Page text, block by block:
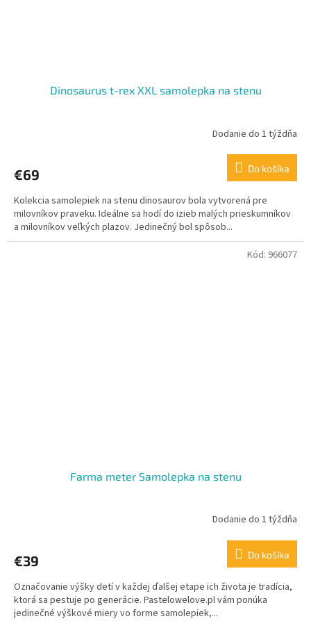
Dinosaurus t-rex XXL samolepka na stenu
Dodanie do 1 týždňa
€69 Do košíka
Kolekcia samolepiek na stenu dinosaurov bola vytvorená pre
milovníkov praveku. Ideálne sa hodí do izieb malých prieskumníkov
a milovníkov veľkých plazov. Jedinečný bol spôsob...
Farma meter Samolepka na stenu
Dodanie do 1 týždňa
€39 Do košíka
Označovanie výšky detí v každej ďalšej etape ich života je tradícia,
ktorá sa pestuje po generácie. Pastelowelove.pl vám ponúka
jedinečné výškové miery vo forme samolepiek,...
Kód: 966077